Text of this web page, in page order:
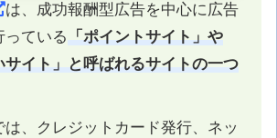
は、成功報酬型広告を中心に広告
っている 「ポイントサイト」や
サイト」と呼ばれるサイトの一つ
は、クレジットカード発行、ネッ